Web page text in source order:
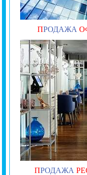
ПРОДАЖА
ПРОДАЖА